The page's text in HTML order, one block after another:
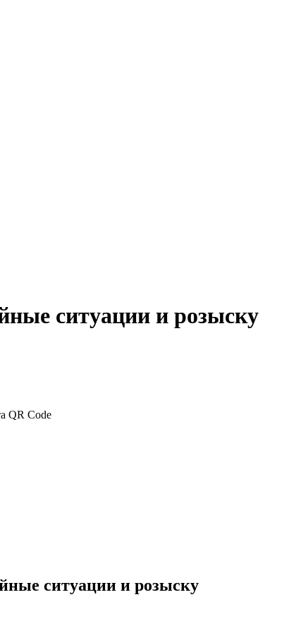
ситуации и розыску
ситуации и розыску